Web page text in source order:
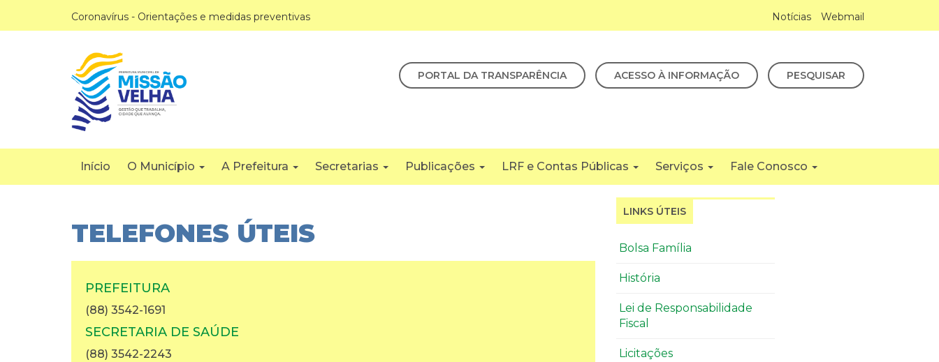
Coronavírus - Orientações e medidas preventivas Notícias Webmail
PORTAL DA TRANSPARÊNCIA ACESSO À INFORMAÇÃO PESQUISAR
Início O Município A Prefeitura Secretarias Publicações LRF e Contas Públicas Serviços Fale Conosco
TELEFONES ÚTEIS
PREFEITURA
(88) 3542-1691
SECRETARIA DE SAÚDE
(88) 3542-2243
LINKS ÚTEIS
Bolsa Família
História
Lei de Responsabilidade
Fiscal
Licitações